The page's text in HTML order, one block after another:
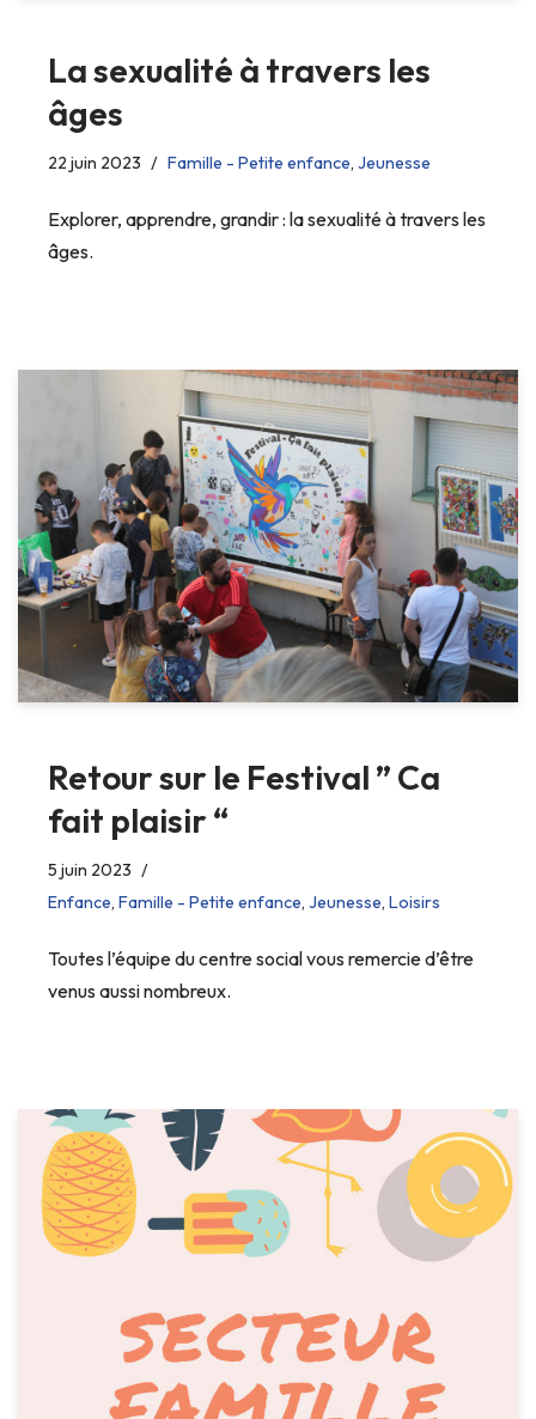
La sexualité à travers les
âges
22 juin 2023 Famille - Petite enfance, Jeunesse
Explorer, apprendre, grandir : la sexualité à travers les
âges.
Retour sur le Festival ” Ca
fait plaisir “
5 juin 2023
Enfance, Famille - Petite enfance, Jeunesse, Loisirs
Toutes l’équipe du centre social vous remercie d’être
venus aussi nombreux.